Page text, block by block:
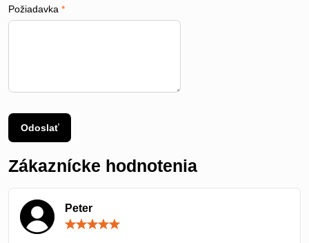
Požiadavka *
Odoslať
Zákaznícke hodnotenia
Peter